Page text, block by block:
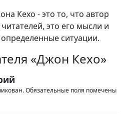
Кехо - это то, что автор
это его мысли и
ситуации.
«Джон Кехо»
Обязательные поля помечены